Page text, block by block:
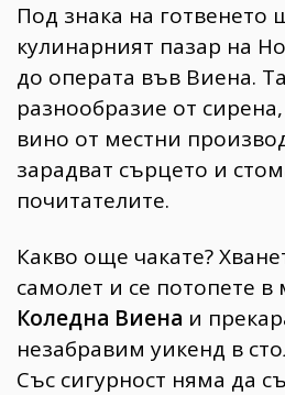
Под знака на готвенето
кулинарният пазар на
до операта във Виена.
разнообразие от
вино от местни
зарадват сърцето и
почитателите.
Какво още чакате?
самолет и се потопете в
Коледна Виена и
незабравим уикенд в
Със сигурност няма да